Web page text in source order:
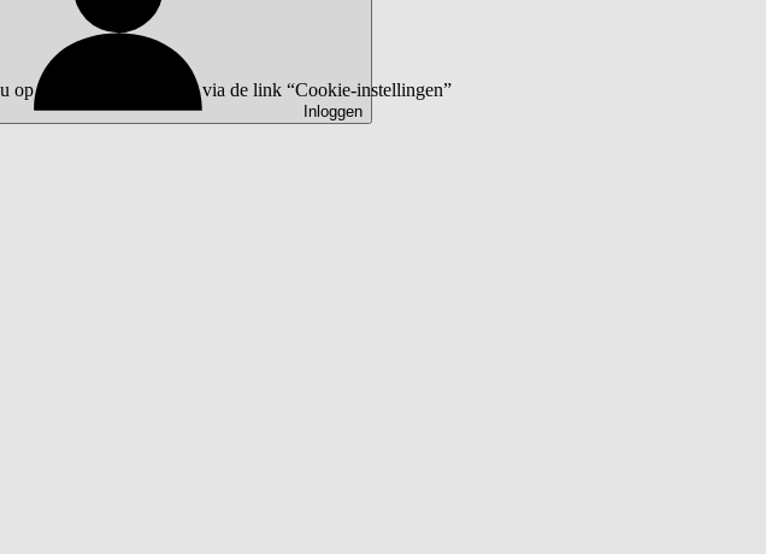
Inloggen
op elk moment wijzigen via de link “Cookie-instellingen”